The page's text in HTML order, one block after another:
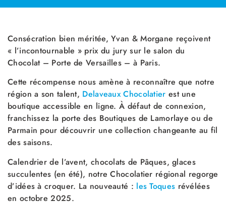
Consécration bien méritée, Yvan & Morgane reçoivent
« l’incontournable » prix du jury sur le salon du
Chocolat – Porte de Versailles – à Paris.
Cette récompense nous amène à reconnaître que notre
région a son talent, Delaveaux Chocolatier est une
boutique accessible en ligne. À défaut de connexion,
franchissez la porte des Boutiques de Lamorlaye ou de
Parmain pour découvrir une collection changeante au fil
des saisons.
Calendrier de l’avent, chocolats de Pâques, glaces
succulentes (en été), notre Chocolatier régional regorge
d’idées à croquer. La nouveauté : les Toques révélées
en octobre 2025.